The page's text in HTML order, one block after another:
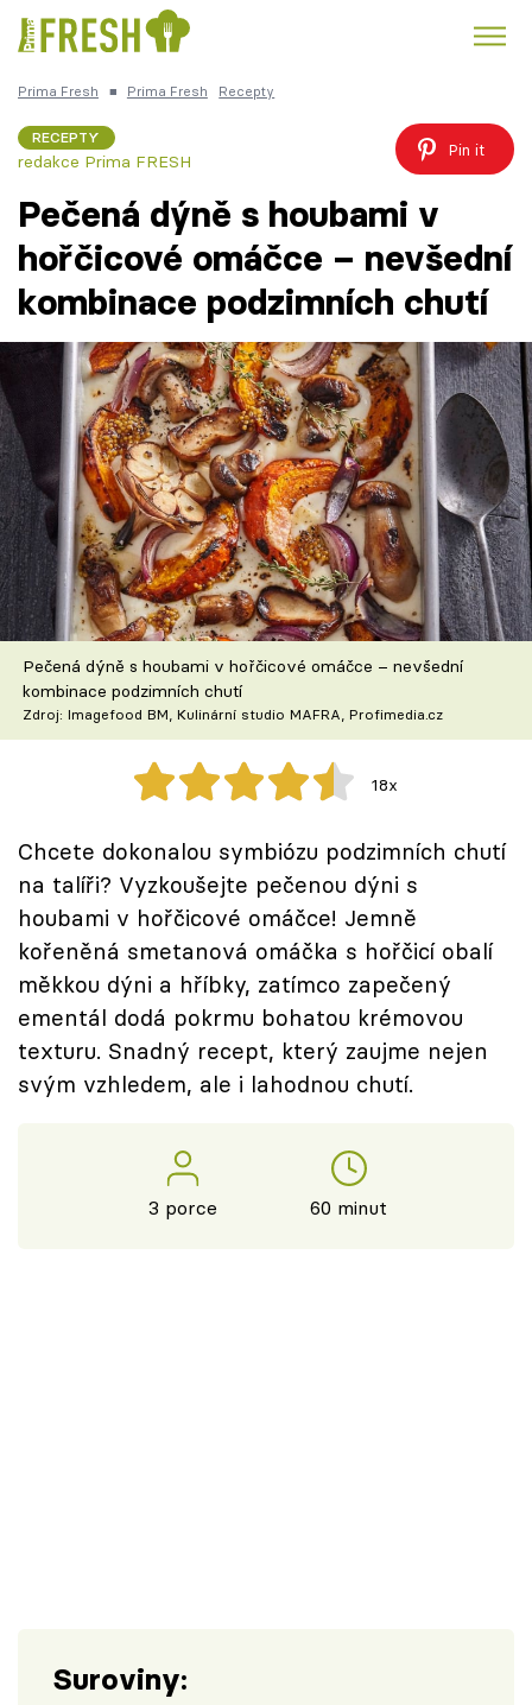
Česká kuchyně Čokoláda
Témata
Recepty
Články
TV Program
Škola vaření
Recepty z TV
Speciál: Cuketa
Těhotnej kuchař
Sledujte prima+
Přihlášení
Sledujte nás
Prima Fresh ■ Prima Fresh Recepty
RECEPTY
redakce Prima FRESH
Pin it
Pečená dýně s houbami v
hořčicové omáčce – nevšední
kombinace podzimních chutí
Pečená dýně s houbami v hořčicové omáčce – nevšední
kombinace podzimních chutí
Zdroj: Imagefood BM, Kulinární studio MAFRA, Profimedia.cz
18x
Chcete dokonalou symbiózu podzimních chutí
na talíři? Vyzkoušejte pečenou dýni s
houbami v hořčicové omáčce! Jemně
kořeněná smetanová omáčka s hořčicí obalí
měkkou dýni a hříbky, zatímco zapečený
ementál dodá pokrmu bohatou krémovou
texturu. Snadný recept, který zaujme nejen
svým vzhledem, ale i lahodnou chutí.
3 porce 60 minut
Suroviny: